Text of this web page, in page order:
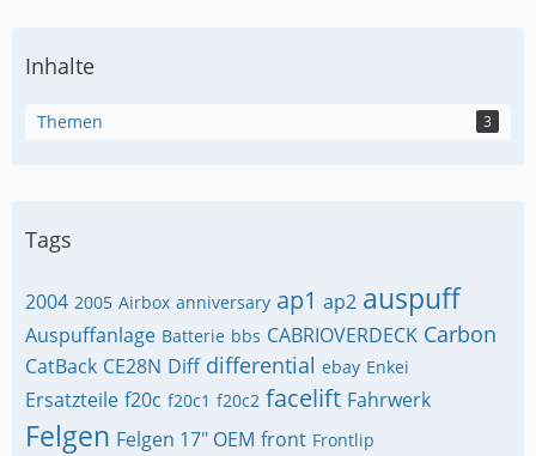
Inhalte
Themen 3
Tags
2004 2005 Airbox anniversary ap1 ap2 auspuff
Auspuffanlage Batterie bbs CABRIOVERDECK Carbon
CatBack CE28N Diff differential ebay Enkei
Ersatzteile f20c f20c1 f20c2 facelift Fahrwerk
Felgen Felgen 17" OEM front Frontlip